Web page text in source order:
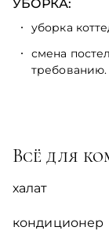
УБОРКА:
уборка
смена
требованию.
Всё для
халат
кондиционер